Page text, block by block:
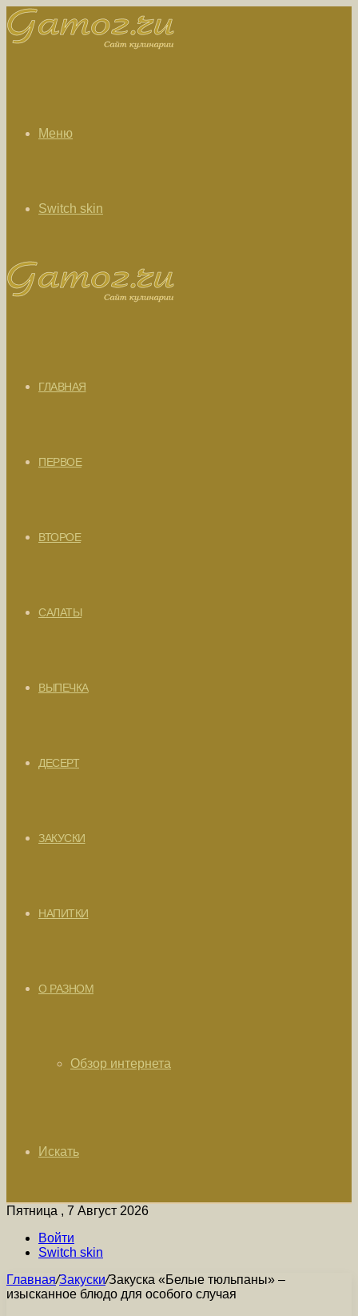
Меню
Switch skin
ГЛАВНАЯ
ПЕРВОЕ
ВТОРОЕ
САЛАТЫ
ВЫПЕЧКА
ДЕСЕРТ
ЗАКУСКИ
НАПИТКИ
О РАЗНОМ
Обзор интернета
Искать
Пятница , 7 Август 2026
Войти
Switch skin
Главная/Закуски/Закуска «Белые тюльпаны» –
изысканное блюдо для особого случая